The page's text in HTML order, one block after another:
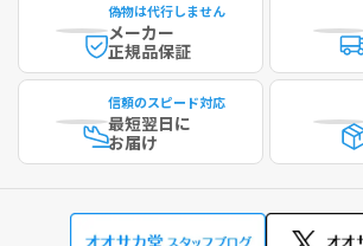
偽物は代行しません
メーカー
正規品保証
信頼のスピード対応
最短翌日に
お届け